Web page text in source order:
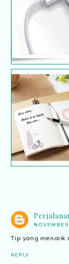
Rahsia kekal
Tip yang menarik
REPLY